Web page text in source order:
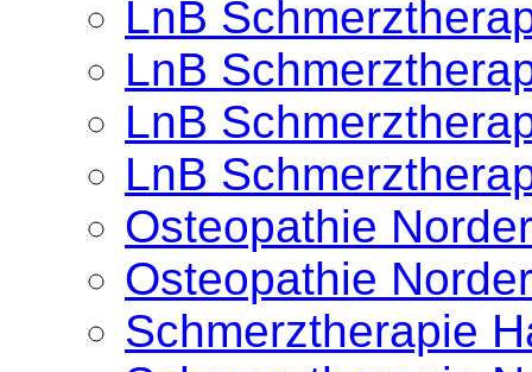
LnB
LnB
LnB
LnB
Osteopathie
Osteopathie
Schmerztherapie